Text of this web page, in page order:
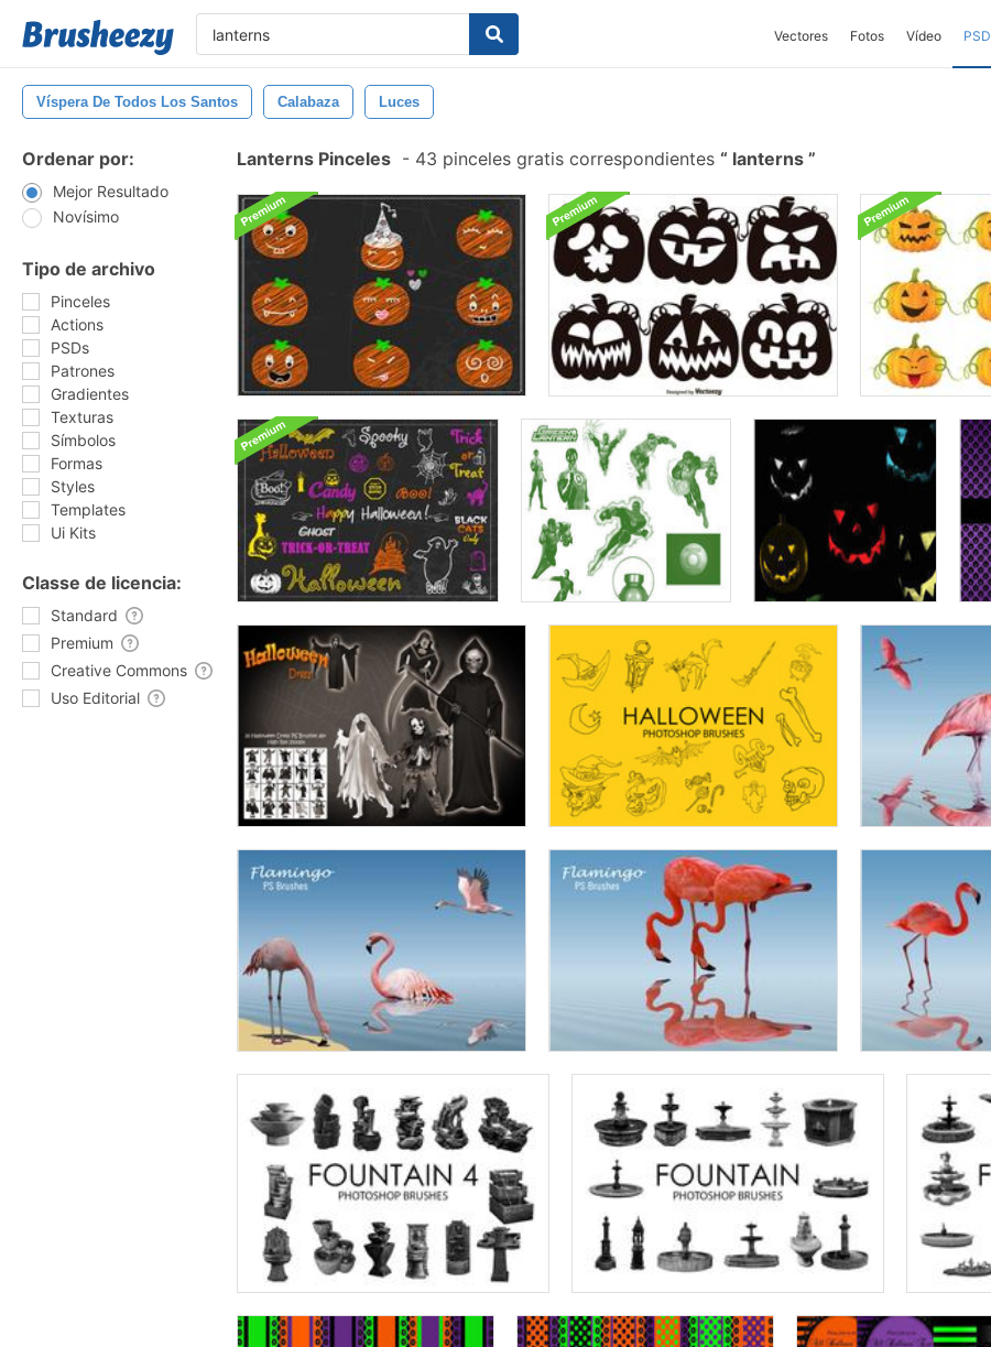
Vectores Fotos Vídeo PSD
Víspera De Todos Los Santos Calabaza Luces
Ordenar por:
Mejor Resultado
Novísimo
Tipo de archivo
Pinceles
Actions
PSDs
Patrones
Gradientes
Texturas
Símbolos
Formas
Styles
Templates
Ui Kits
Classe de licencia:
Standard
Premium
Creative Commons
Uso Editorial
Lanterns Pinceles - 43 pinceles gratis correspondientes lanterns